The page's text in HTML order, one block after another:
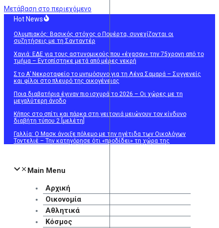
Μετάβαση στο περιεχόμενο
Hot News
Ολυμπιακός: Βασικός στόχος ο Πουέρτα, συνεχίζονται οι
συζητήσεις με τη Σανταντέρ
Χανιά: ΕΔΕ για τους αστυνομικούς που «έχασαν» την 75χρονη από το
τμήμα – Εντοπίστηκε μετά από μέρες νεκρή
Στο Α’ Νεκροταφείο το μνημόσυνο για τη Λένα Σαμαρά – Συγγενείς
και φίλοι στο πλευρό της οικογένειας
Ποια διαβατήρια έγιναν πιο ισχυρά το 2026 – Οι χώρες με τη
μεγαλύτερη άνοδο
Κήπος στο σπίτι και πάρκα στη γειτονιά μειώνουν τον κίνδυνο
διαβήτη τύπου 2 [μελέτη]
Γαλλία: Ο Μασκ άνοιξε πόλεμο με την ηγέτιδα των Οικολόγων
Τοντελιέ – Την κατηγόρησε ότι «προδίδει» τη χώρα της
Main Menu
Αρχική
Οικονομία
Αθλητικά
Κόσμος